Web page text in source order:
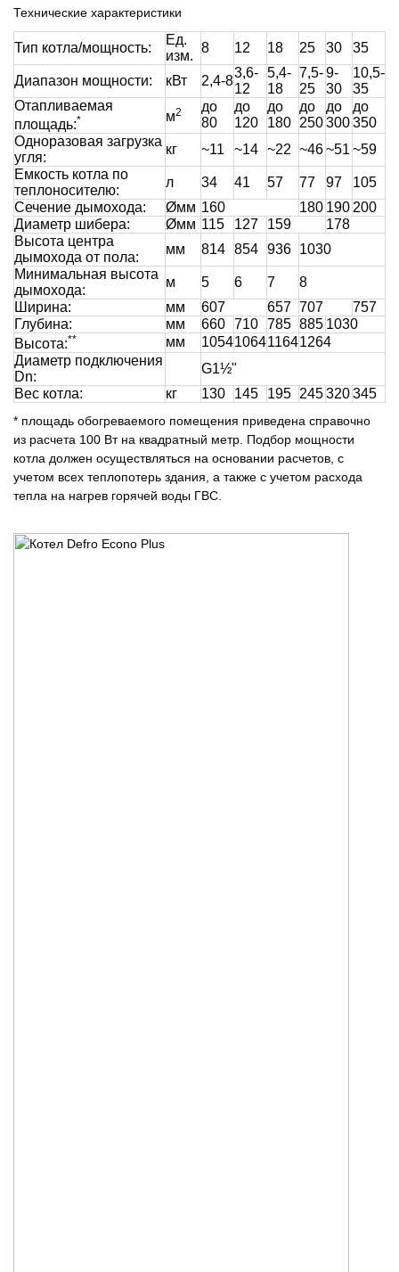
Технические характеристики
Тип котла/мощность:
Ед.
изм.
8 12 18 25 30 35
Диапазон мощности: кВт 2,4-8
3,6-
12
5,4-
18
7,5-
25
9-
30
10,5-
35
Отапливаемая
площадь:* м2
до
80
до
120
до
180
до
250
до
300
до
350
Одноразовая загрузка
угля:
кг ~11 ~14 ~22 ~46~51 ~59
Емкость котла по
теплоносителю:
л 34 41 57 77 97
105
Сечение дымохода:
Øмм 160 180 190 200
Диаметр шибера:
Øмм 115 127 159
178
Высота центра
дымохода от пола:
мм 814 854 936 1030
Минимальная высота
дымохода:
м 5 6 7
8
Ширина:
мм 607 657 707
757
Глубина:
мм 660 710 785 885 1030
Высота:** мм 1054106411641264
Диаметр подключения
Dn:
G1½"
Вес котла:
кг 130 145 195 245320345
* площадь обогреваемого помещения приведена справочно
из расчета 100 Вт на квадратный метр. Подбор мощности
котла должен осуществляться на основании расчетов, с
учетом всех теплопотерь здания, а также с учетом расхода
тепла на нагрев горячей воды ГВС.